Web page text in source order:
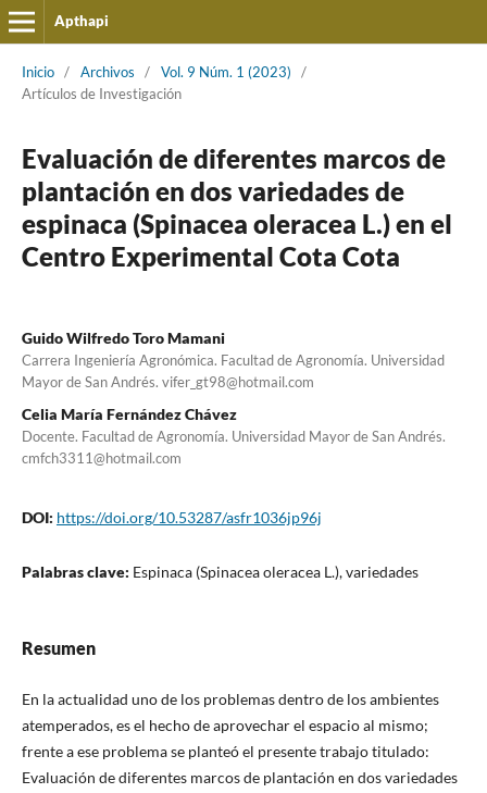
Apthapi
Inicio / Archivos / Vol. 9 Núm. 1 (2023)
/
Artículos de Investigación
Evaluación de diferentes marcos de
plantación en dos variedades de
espinaca (Spinacea oleracea L.) en el
Centro Experimental Cota Cota
Guido Wilfredo Toro Mamani
Carrera Ingeniería Agronómica. Facultad de Agronomía. Universidad
Mayor de San Andrés. vifer_gt98@hotmail.com
Celia María Fernández Chávez
Docente. Facultad de Agronomía. Universidad Mayor de San Andrés.
cmfch3311@hotmail.com
DOI: https://doi.org/10.53287/asfr1036jp96j
Palabras clave: Espinaca (Spinacea oleracea L.), variedades
Resumen
En la actualidad uno de los problemas dentro de los ambientes
atemperados, es el hecho de aprovechar el espacio al mismo;
frente a ese problema se planteó el presente trabajo titulado:
Evaluación de diferentes marcos de plantación en dos variedades